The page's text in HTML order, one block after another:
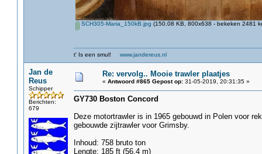
SCH305-Maria_150kB.jpg (150.08 KB, 800x638 - bekeken 2481
t' Is een smul! www.jandereus.nl
Jan de
Reus
Schipper
Berichten:
679
Re: vervolg.. Mooie trawler plaatjes
« Antwoord #865 Gepost op:31-05-2019, 20:31:35 »
GY730 Boston Concord
Deze motortrawler is in 1965 gebouwd in Polen voor
gebouwde zijtrawler voor Grimsby.
Inhoud: 758 bruto ton
Lengte: 185 ft (56,4 m)